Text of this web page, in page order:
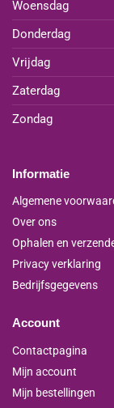
Woensdag
Donderdag
Vrijdag
Zaterdag
Zondag
Informatie
Algemene
Over ons
Ophalen en
Privacy verklaring
Bedrijfsgegevens
Account
Contactpagina
Mijn account
Mijn bestellingen